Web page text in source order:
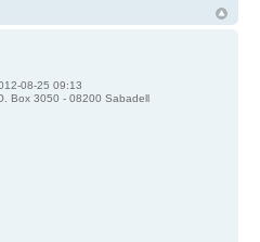
08-25 09:13
Box 3050 - 08200 Sabadell